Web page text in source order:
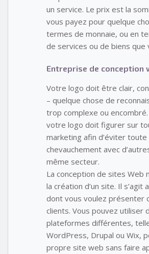
un service. Le prix est la
vous payez pour quelque
termes de monnaie, ou en
de services ou de biens que
Entreprise de conception
Votre logo doit être clair,
– quelque chose de
trop complexe ou
votre logo doit figurer sur
marketing afin d’éviter
chevauchement avec
même secteur.
La conception de sites Web
la création d’un site. Il s’agit
dont vous voulez présenter
clients. Vous pouvez utiliser
plateformes différentes,
WordPress, Drupal ou Wix,
propre site web sans faire